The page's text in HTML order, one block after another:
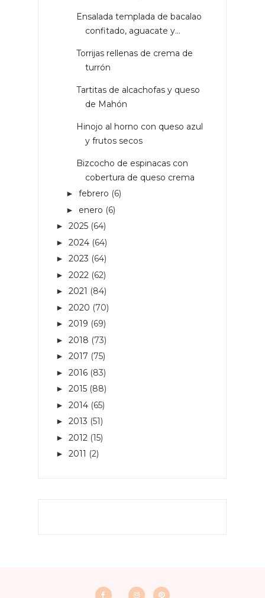
Ensalada templada de bacalao
confitado, aguacate y...
Torrijas rellenas de crema de
turrón
Tartitas de alcachofas y queso
de Mahón
Hinojo al horno con queso azul
y frutos secos
Bizcocho de espinacas con
cobertura de queso crema
► febrero (6)
► enero (6)
► 2025 (64)
► 2024 (64)
► 2023 (64)
► 2022 (62)
► 2021 (84)
► 2020 (70)
► 2019 (69)
► 2018 (73)
► 2017 (75)
► 2016 (83)
► 2015 (88)
► 2014 (65)
► 2013 (51)
► 2012 (15)
► 2011 (2)